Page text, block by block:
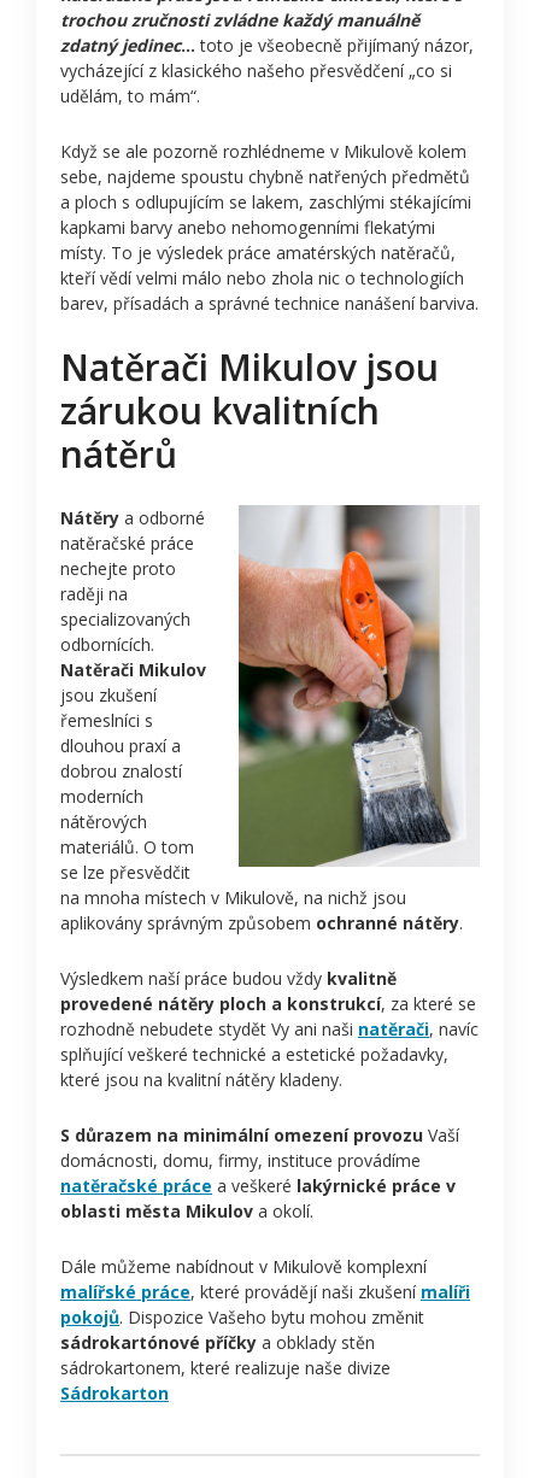
trochou zručnosti zvládne každý manuálně
zdatný jedinec… toto je všeobecně přijímaný názor,
vycházející z klasického našeho přesvědčení „co si
udělám, to mám“.
Když se ale pozorně rozhlédneme v Mikulově kolem
sebe, najdeme spoustu chybně natřených předmětů
a ploch s odlupujícím se lakem, zaschlými stékajícími
kapkami barvy anebo nehomogenními flekatými
místy. To je výsledek práce amatérských natěračů,
kteří vědí velmi málo nebo zhola nic o technologiích
barev, přísadách a správné technice nanášení barviva.
Natěrači Mikulov jsou
zárukou kvalitních
nátěrů
Nátěry a odborné
natěračské práce
nechejte proto
raději na
specializovaných
odbornících.
Natěrači Mikulov
jsou zkušení
řemeslníci s
dlouhou praxí a
dobrou znalostí
moderních
nátěrových
materiálů. O tom
se lze přesvědčit
na mnoha místech v Mikulově, na nichž jsou
aplikovány správným způsobem ochranné nátěry.
Výsledkem naší práce budou vždy kvalitně
provedené nátěry ploch a konstrukcí, za které se
rozhodně nebudete stydět Vy ani naši natěrači, navíc
splňující veškeré technické a estetické požadavky,
které jsou na kvalitní nátěry kladeny.
S důrazem na minimální omezení provozu Vaší
domácnosti, domu, firmy, instituce provádíme
natěračské práce a veškeré lakýrnické práce v
oblasti města Mikulov a okolí.
Dále můžeme nabídnout v Mikulově komplexní
malířské práce, které provádějí naši zkušení malíři
pokojů. Dispozice Vašeho bytu mohou změnit
sádrokartónové příčky a obklady stěn
sádrokartonem, které realizuje naše divize
Sádrokarton